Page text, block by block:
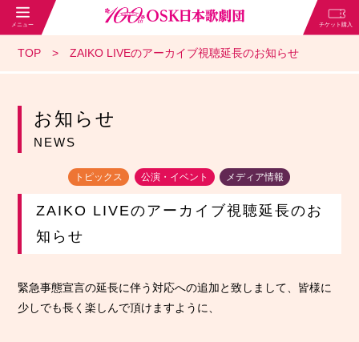
TOP ZAIKO LIVEのアーカイブ視聴延長のお知らせ
お知らせ
NEWS
トピックス 公演・イベント メディア情報
ZAIKO LIVEのアーカイブ視聴延長のお
知らせ
緊急事態宣言の延長に伴う対応への追加と致しまして、皆様に
少しでも長く楽しんで頂けますように、